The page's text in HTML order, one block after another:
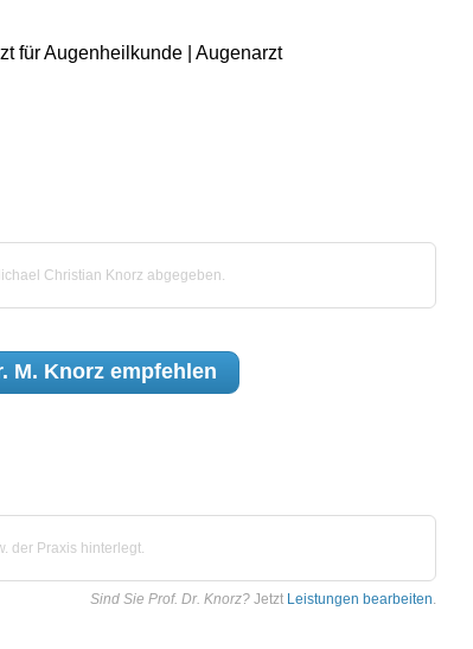
für Augenheilkunde | Augenarzt
Christian Knorz abgegeben.
M. Knorzempfehlen
der Praxis hinterlegt.
Sind Sie Prof. Dr. Knorz? Jetzt Leistungen bearbeiten.